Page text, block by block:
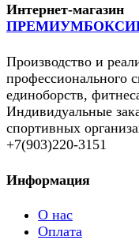
Интернет-магазин
Производство и
профессионального
единоборств,
Индивидуальные
спортивных
+7(903)220-3151
Информация
О нас
Оплата